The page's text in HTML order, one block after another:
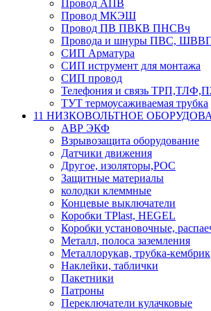
Провод АПВ
Провод МКЭШ
Провод ПВ ПВКВ ПНСВч
Провода и шнуры ПВС,
СИП Арматура
СИП иструмент для монтажа
СИП провод
Телефония и связь
ТУТ термоусаживаемая трубка
11 НИЗКОВОЛЬТНОЕ
АВР ЭКФ
Взрывозащита оборудование
Датчики движения
Другое, изоляторы,РОС
Защитные материалы
колодки клеммные
Концевые выключатели
Коробки TPlast, HEGEL
Коробки установочные,
Металл, полоса заземления
Металлорукав, трубка-кембрик
Наклейки, таблички
Пакетники
Патроны
Переключатели кулачковые